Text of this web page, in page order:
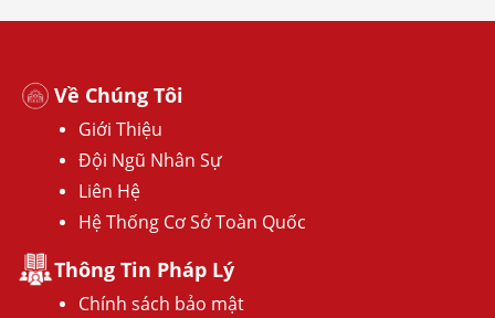
Về Chúng Tôi
Giới Thiệu
Đội Ngũ Nhân Sự
Liên Hệ
Hệ Thống Cơ Sở Toàn Quốc
Thông Tin Pháp Lý
Chính sách bảo mật